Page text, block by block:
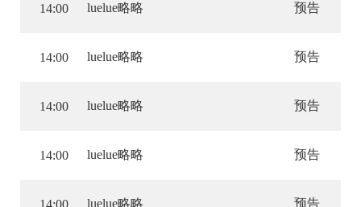
14:00 luelue略略 预告
14:00 luelue略略 预告
14:00 luelue略略 预告
14:00 luelue略略 预告
14:00 luelue略略 预告